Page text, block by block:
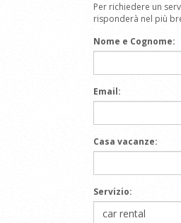
Per richiedere un
risponderà nel più
Nome e Cognome:
Email:
Casa vacanze:
Servizio: